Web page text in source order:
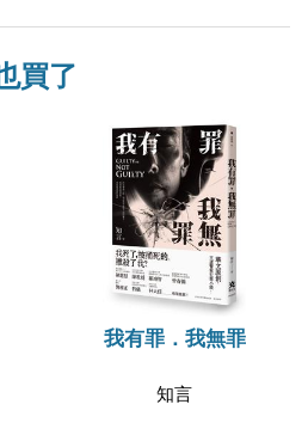
買了
我有罪．我無罪
知言